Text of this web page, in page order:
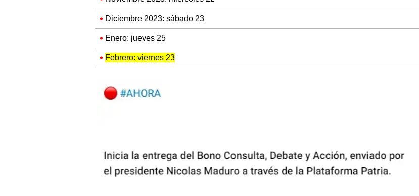
Diciembre 2023: sábado 23
Enero: jueves 25
Febrero: viernes 23